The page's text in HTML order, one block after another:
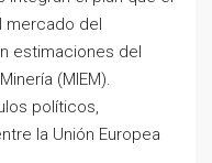
mercado del
estimaciones del
(MIEM).
políticos,
la Unión Europea